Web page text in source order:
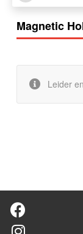
Magnetic
Leider